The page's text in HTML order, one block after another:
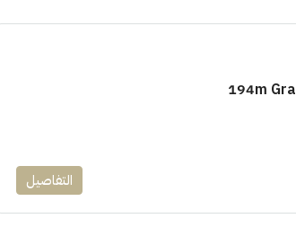
التفاصيل